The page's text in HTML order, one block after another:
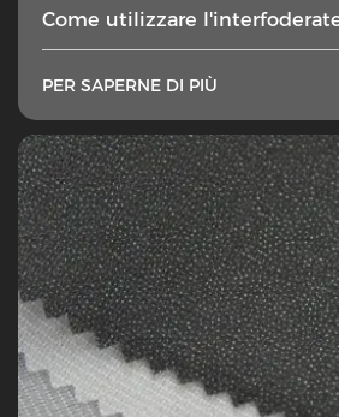
Come utilizzare
PER SAPERNE DI PIÙ